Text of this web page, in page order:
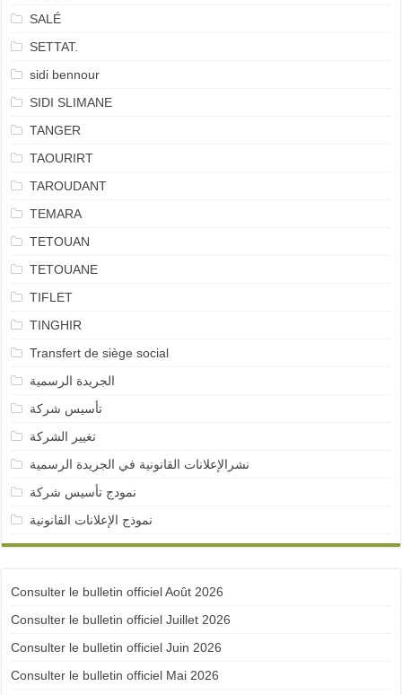
SALÉ
SETTAT.
sidi bennour
SIDI SLIMANE
TANGER
TAOURIRT
TAROUDANT
TEMARA
TETOUAN
TETOUANE
TIFLET
TINGHIR
Transfert de siège social
الجريدة الرسمية
تأسيس شركة
تغيير الشركة
نشرالإعلانات القانونية في الجريدة الرسمية
نمودج تأسيس شركة
نموذج الإعلانات القانونية
Consulter le bulletin officiel Août 2026
Consulter le bulletin officiel Juillet 2026
Consulter le bulletin officiel Juin 2026
Consulter le bulletin officiel Mai 2026